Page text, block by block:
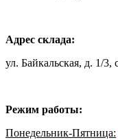
Адрес склада:
ул. Байкальская, д. 1/3,
Режим работы:
Понедельник-Пятница: